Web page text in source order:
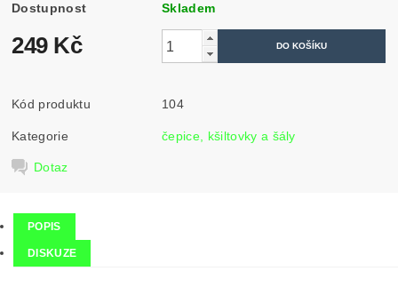
Dostupnost Skladem
249 Kč
Kód produktu 104
Kategorie čepice, kšiltovky a šály
Dotaz
POPIS
DISKUZE